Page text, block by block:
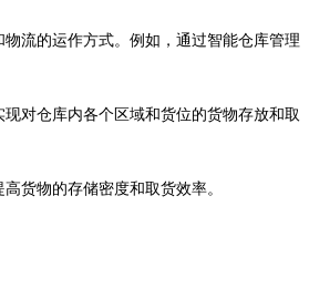
物流的运作方式。例如，通过智能仓库管理
现对仓库内各个区域和货位的货物存放和取
货物的存储密度和取货效率。